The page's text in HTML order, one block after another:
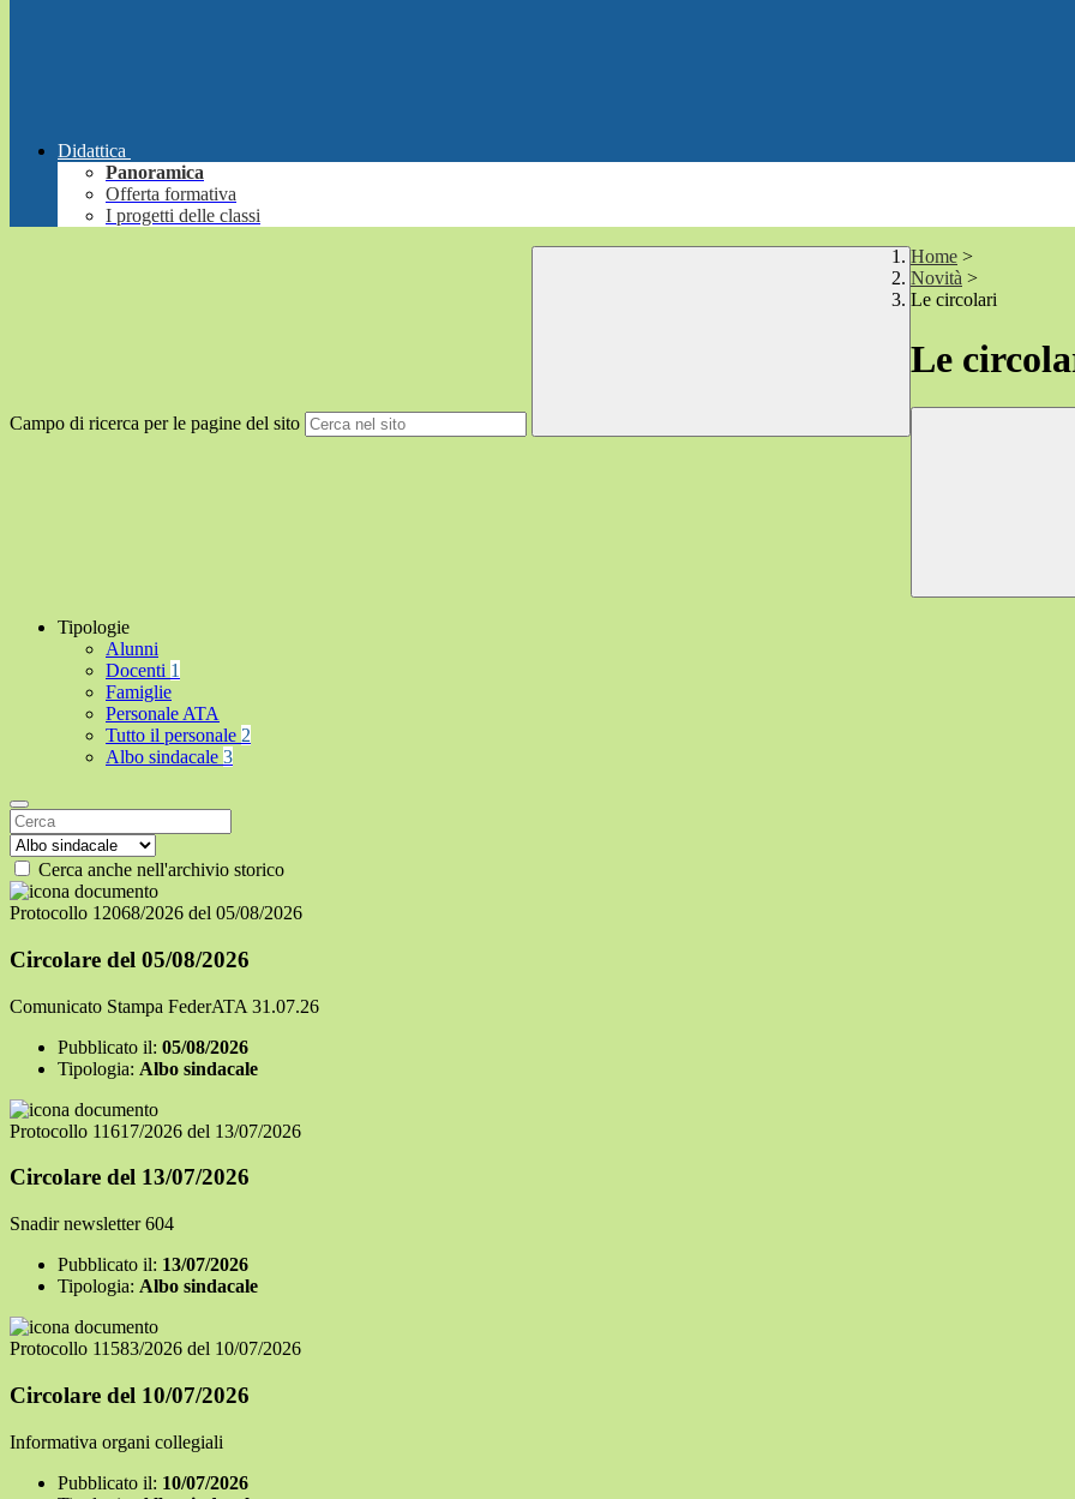
Didattica
Panoramica
Offerta formativa
I progetti delle classi
Campo di ricerca per le pagine del sito
Home >
Novità >
Le circolari
Le
Tipologie
Alunni
Docenti 1
Famiglie
Personale ATA
Tutto il personale 2
Albo sindacale 3
Cerca anche nell'archivio storico
Protocollo 12068/2026 del 05/08/2026
Circolare del 05/08/2026
Comunicato Stampa FederATA 31.07.26
Pubblicato il: 05/08/2026
Tipologia: Albo sindacale
Protocollo 11617/2026 del 13/07/2026
Circolare del 13/07/2026
Snadir newsletter 604
Pubblicato il: 13/07/2026
Tipologia: Albo sindacale
Protocollo 11583/2026 del 10/07/2026
Circolare del 10/07/2026
Informativa organi collegiali
Pubblicato il: 10/07/2026